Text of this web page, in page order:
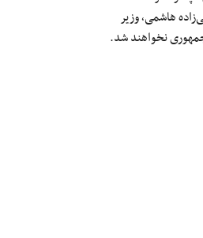
انتخابات ریاست جمهوری در دوره‌های نهم تا یازدهم٬ محمد جواد ظریف٬ وزیر امور خارجه فعلی٬ حسن قاضی‌زاده هاشمی٬ وزیر
نخواهند شد.